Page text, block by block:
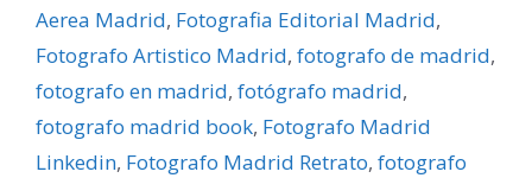
Aerea Madrid, Fotografia Editorial Madrid,
Fotografo Artistico Madrid, fotografo de madrid,
fotografo en madrid, fotógrafo madrid,
fotografo madrid book, Fotografo Madrid
Linkedin, Fotografo Madrid Retrato, fotografo